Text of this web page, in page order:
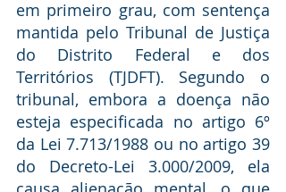
em primeiro grau, com sentença
mantida pelo Tribunal de Justiça
do Distrito Federal e dos
Territórios (TJDFT). Segundo o
tribunal, embora a doença não
esteja especificada no artigo 6º
da Lei 7.713/1988 ou no artigo 39
do Decreto-Lei 3.000/2009, ela